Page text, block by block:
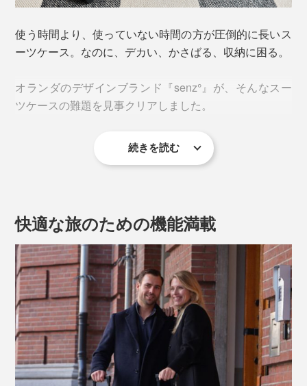
使う時間より、使っていない時間の方が圧倒的に長いス
ーツケース。なのに、デカい、かさばる、収納に困る。
オランダのデザインブランド『senz°』が、そんなスー
ツケースの難題を見事クリアしました。
使う時は、25cm（60Lタイプの場合）。
スリムになるから、ベッドやソファの下、家具のスキ
マ、クローゼットのデッドスペースに収まり、収納の省
スペースが叶います。折りたたんだ状態で自立するのも
いいところ。
続きを読む
快適な旅のための機能満載